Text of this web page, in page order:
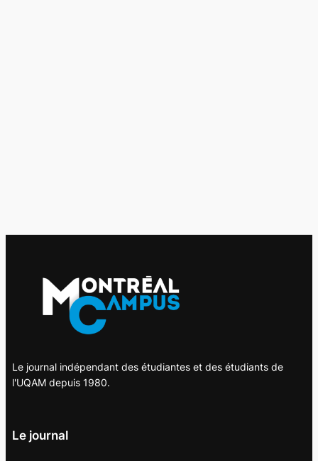
Le journal indépendant des étudiantes et des étudiants de
l'UQAM depuis 1980.
Le journal